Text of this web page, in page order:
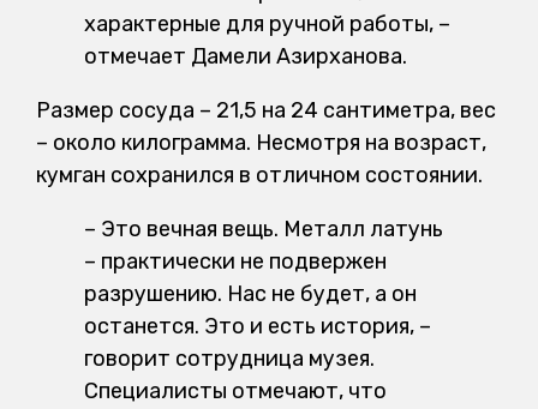
характерные для ручной работы, –
отмечает Дамели Азирханова.
Размер сосуда – 21,5 на 24 сантиметра, вес
– около килограмма. Несмотря на возраст,
кумган сохранился в отличном состоянии.
– Это вечная вещь. Металл латунь
– практически не подвержен
разрушению. Нас не будет, а он
останется. Это и есть история, –
говорит сотрудница музея.
Специалисты отмечают, что